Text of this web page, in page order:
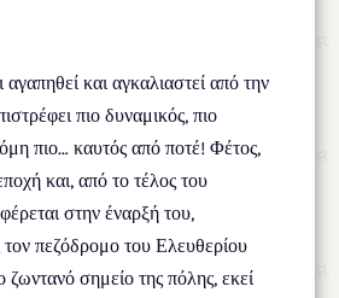
και αγκαλιαστεί από την
πιο δυναμικός, πιο
πιο… καυτός από ποτέ! Φέτος,
και, από το τέλος του
στην έναρξή του,
πεζόδρομο του Ελευθερίου
σημείο της πόλης, εκεί